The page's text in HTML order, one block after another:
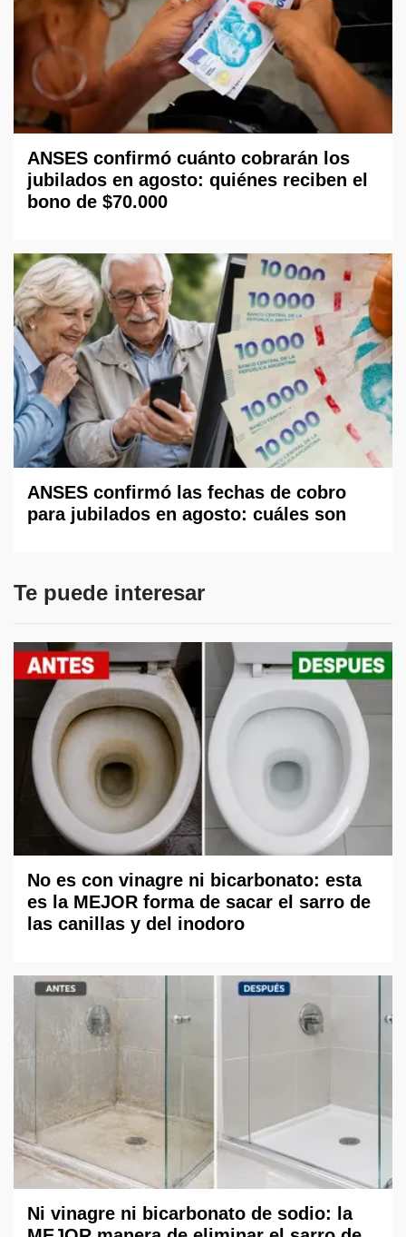
ANSES confirmó cuánto cobrarán los
jubilados en agosto: quiénes reciben el
bono de $70.000
ANSES confirmó las fechas de cobro
para jubilados en agosto: cuáles son
Te puede interesar
No es con vinagre ni bicarbonato: esta
es la MEJOR forma de sacar el sarro de
las canillas y del inodoro
Ni vinagre ni bicarbonato de sodio: la